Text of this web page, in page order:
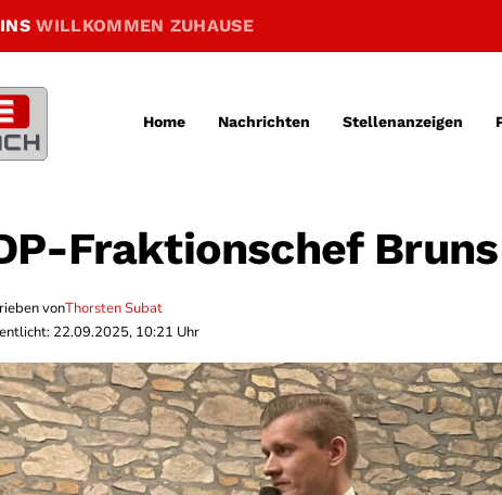
WILLKOMMEN ZUHAUSE
Home Nachrichten Stellenanzeigen
Fraktionschef
vonThorsten Subat
22.09.2025, 10:21 Uhr